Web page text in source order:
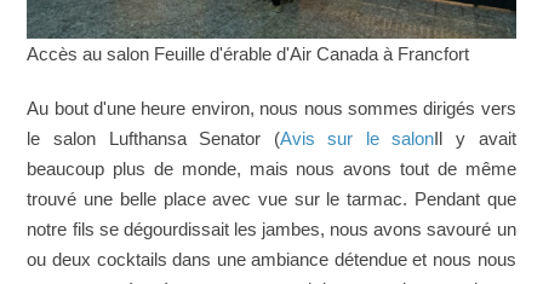
Accès au salon Feuille d'érable d'Air Canada à Francfort
Au bout d'une heure environ, nous nous sommes dirigés vers
le salon Lufthansa Senator (Avis sur le salonIl y avait
beaucoup plus de monde, mais nous avons tout de même
trouvé une belle place avec vue sur le tarmac. Pendant que
notre fils se dégourdissait les jambes, nous avons savouré un
ou deux cocktails dans une ambiance détendue et nous nous